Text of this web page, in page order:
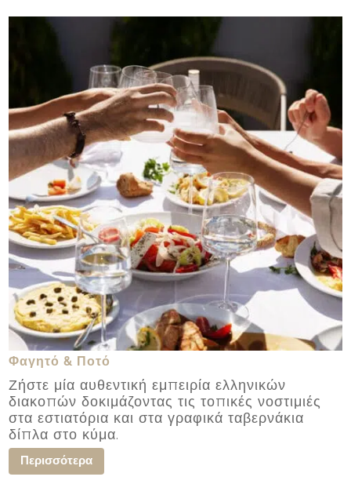
Φαγητό & Ποτό
Ζήστε μία αυθεντική εμπειρία ελληνικών
διακοπών δοκιμάζοντας τις τοπικές νοστιμιές
στα εστιατόρια και στα γραφικά ταβερνάκια
δίπλα στο κύμα.
Περισσότερα